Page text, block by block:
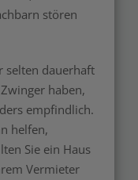
stören
selten dauerhaft
haben,
empfindlich.
helfen,
Sie ein Haus
Vermieter